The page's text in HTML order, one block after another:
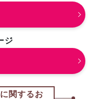
ジ
関するお